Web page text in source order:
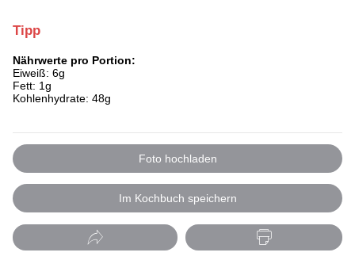
Tipp
Nährwerte pro Portion:
Eiweiß: 6g
Fett: 1g
Kohlenhydrate: 48g
Foto hochladen
Im Kochbuch speichern